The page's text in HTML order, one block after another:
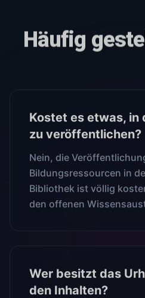
Häufig
Kostet es etwas, in
zu veröffentlichen?
Nein, die
Bildungsressourcen in
Bibliothek ist völlig
den offenen
Wer besitzt das
den Inhalten?